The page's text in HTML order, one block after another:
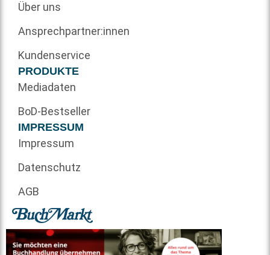
Über uns
Ansprechpartner:innen
Kundenservice
PRODUKTE
Mediadaten
BoD-Bestseller
IMPRESSUM
Impressum
Datenschutz
AGB